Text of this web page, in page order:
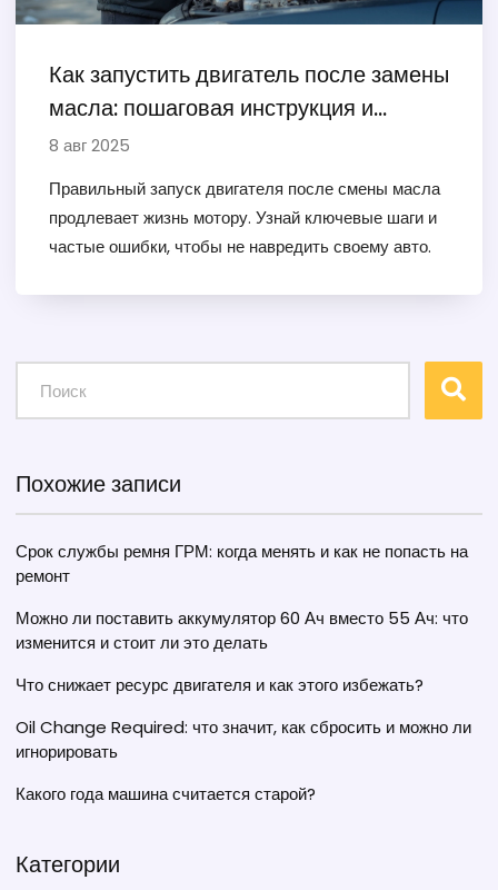
Как запустить двигатель после замены
масла: пошаговая инструкция и
советы
8 авг 2025
Правильный запуск двигателя после смены масла
продлевает жизнь мотору. Узнай ключевые шаги и
частые ошибки, чтобы не навредить своему авто.
Похожие записи
Срок службы ремня ГРМ: когда менять и как не попасть на
ремонт
Можно ли поставить аккумулятор 60 Ач вместо 55 Ач: что
изменится и стоит ли это делать
Что снижает ресурс двигателя и как этого избежать?
Oil Change Required: что значит, как сбросить и можно ли
игнорировать
Какого года машина считается старой?
Категории